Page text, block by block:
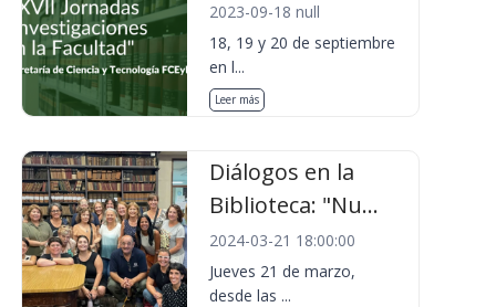
2023-09-18 null
18, 19 y 20 de septiembre
en l...
Leer más
Diálogos en la
Biblioteca: "Nu...
2024-03-21 18:00:00
Jueves 21 de marzo,
desde las ...